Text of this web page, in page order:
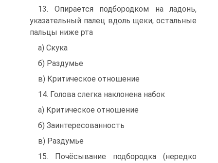
13. Опирается подбородком на ладонь,
указательный палец вдоль щеки, остальные
пальцы ниже рта
а) Скука
б) Раздумье
в) Критическое отношение
14. Голова слегка наклонена набок
а) Критическое отношение
б) Заинтересованность
в) Раздумье
15. Почёсывание подбородка (нередко